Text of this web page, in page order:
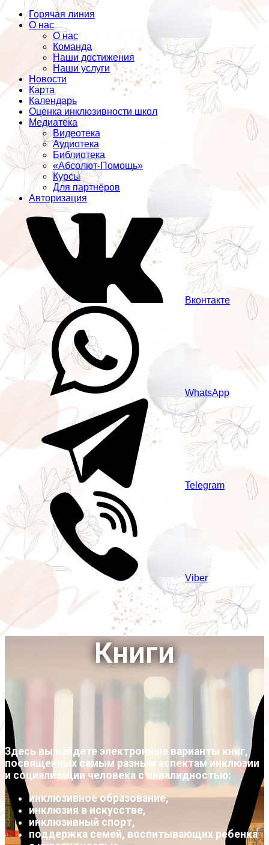
Горячая линия
О нас
О нас
Команда
Наши достижения
Наши услуги
Новости
Карта
Календарь
Оценка инклюзивности школ
Медиатека
Видеотека
Аудиотека
Библиотека
«Абсолют-Помощь»
Курсы
Для партнёров
Авторизация
Вконтакте
WhatsApp
Telegram
Viber
Книги
Здесь вы найдете электронные варианты книг,
посвященных самым разным аспектам инклюзии
и социализации человека с инвалидностью:
инклюзивное образование,
инклюзия в искусстве,
инклюзивный спорт,
поддержка семей, воспитывающих ребенка